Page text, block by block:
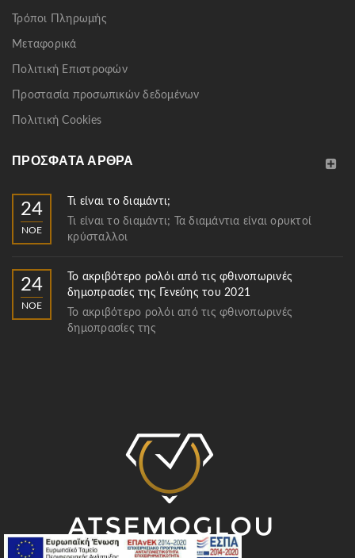
Τρόποι Πληρωμής
Μεταφορικά
Πολιτική Επιστροφών
Προστασία προσωπικών δεδομένων
Πολιτική Cookies
ΠΡΌΣΦΑΤΑ ΆΡΘΡΑ
24
ΝΟΈ
Τι είναι το διαμάντι;
Τι είναι το διαμάντι; Τα διαμάντια είναι ορυκτοί
κρύσταλλοι
24
ΝΟΈ
Το ακριβότερο ρολόι από τις φθινοπωρινές
δημοπρασίες της Γενεύης του 2021
Το ακριβότερο ρολόι από τις φθινοπωρινές
δημοπρασίες της